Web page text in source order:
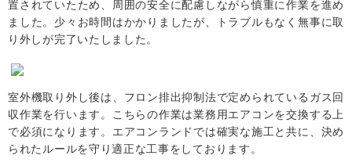
置されていたため、周囲の安全に配慮しながら慎重に作業を進め
ました。少々お時間はかかりましたが、トラブルもなく無事に取
り外しが完了いたしました。
室外機取り外し後は、フロン排出抑制法で定められているガス回
収作業を行います。こちらの作業は業務用エアコンを交換する上
で必須になります。エアコンランドでは確実な施工と共に、決め
られたルールを守り適正な工事をしております。